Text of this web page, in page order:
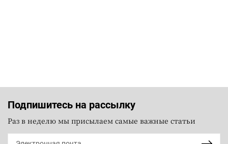
Подпишитесь на рассылку
Раз в неделю мы присылаем самые важные статьи